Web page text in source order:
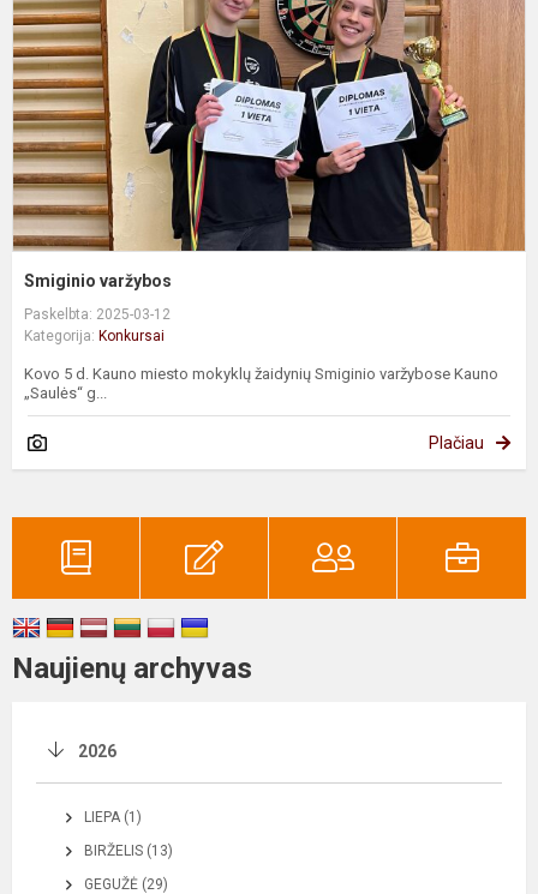
Smiginio varžybos
Paskelbta: 2025-03-12
Kategorija: Konkursai
Kovo 5 d. Kauno miesto mokyklų žaidynių Smiginio varžybose Kauno
„Saulės“ g...
Plačiau
Naujienų archyvas
2026
LIEPA (1)
BIRŽELIS (13)
GEGUŽĖ (29)